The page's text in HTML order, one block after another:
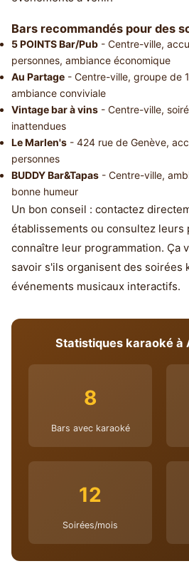
Bars recommandés pour des
5 POINTS Bar/Pub - Centre-ville,
personnes, ambiance économique
Au Partage - Centre-ville, groupe de
ambiance conviviale
Vintage bar à vins - Centre-ville,
inattendues
Le Marlen's - 424 rue de Genève,
personnes
BUDDY Bar&Tapas - Centre-ville,
bonne humeur
Un bon conseil : contactez
établissements ou consultez leurs
connaître leur programmation. Ça
savoir s'ils organisent des soirées
événements musicaux interactifs.
Statistiques karaoké à
8
Bars avec karaoké
12
Soirées/mois